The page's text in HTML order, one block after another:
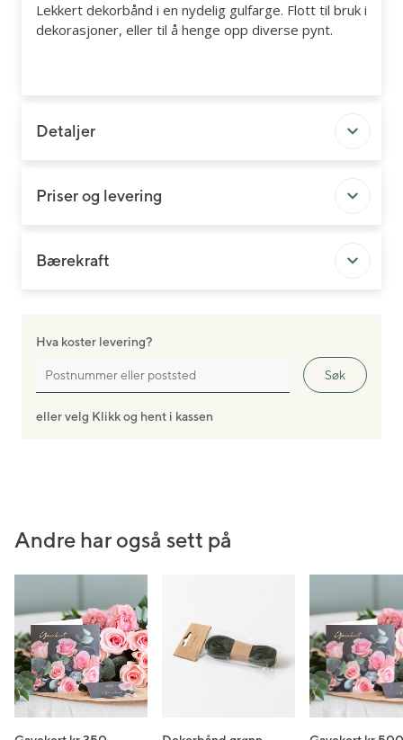
Lekkert dekorbånd i en nydelig gulfarge. Flott til bruk i
dekorasjoner, eller til å henge opp diverse pynt.
Detaljer
Priser og levering
Bærekraft
Hva koster levering?
Søk
eller velg Klikk og hent i kassen
Andre har også sett på